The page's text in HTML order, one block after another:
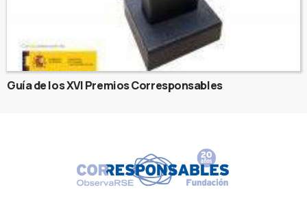
Guía de los XVI Premios Corresponsables